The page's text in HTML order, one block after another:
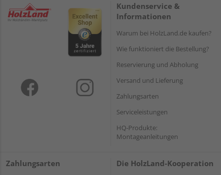
Kundenservice &
Informationen
Warum bei HolzLand.de kaufen?
Wie funktioniert die Bestellung?
Reservierung und Abholung
Versand und Lieferung
Zahlungsarten
Serviceleistungen
HQ-Produkte:
Montageanleitungen
Zahlungsarten Die HolzLand-Kooperation